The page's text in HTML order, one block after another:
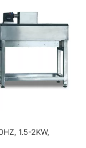
1.5-2KW,